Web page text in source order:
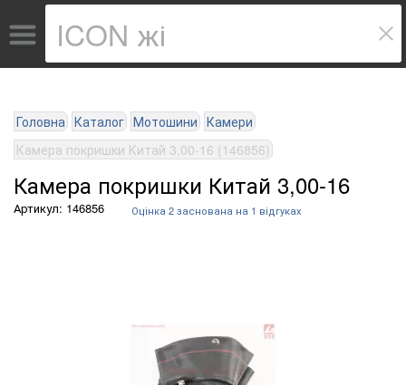
Головна Каталог Мотошини Камери
Камера покришки Китай 3,00-16 (146856)
Камера покришки Китай 3,00-16
Артикул: 146856 Оцінка 2заснована на 1 відгуках